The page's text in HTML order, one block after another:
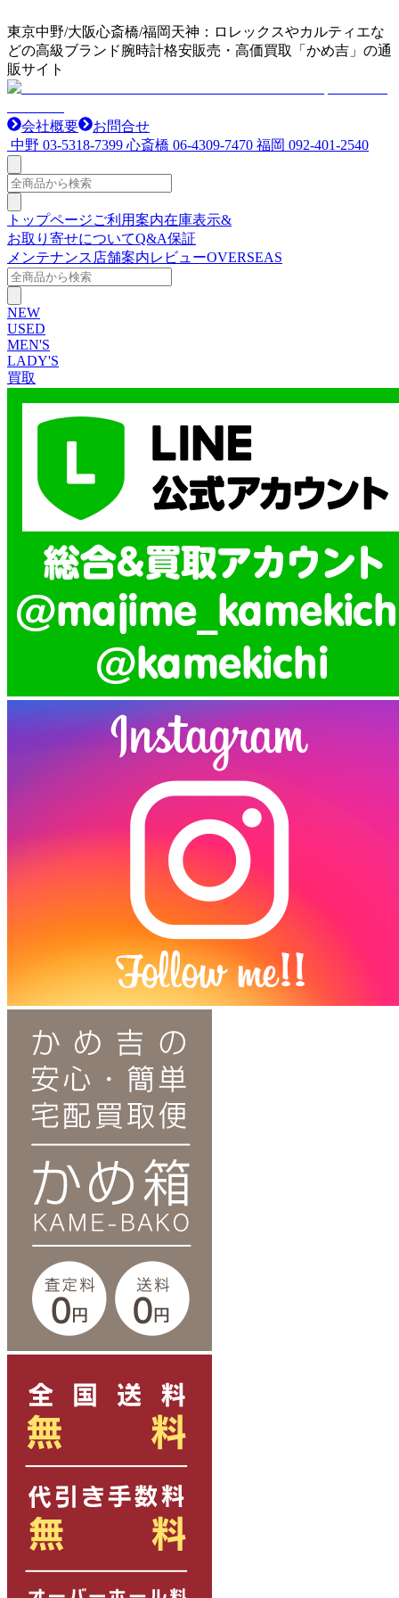
東京中野/大阪心斎橋/福岡天神：ロレックスやカルティエな
どの高級ブランド腕時計格安販売・高価買取「かめ吉」の通
販サイト
会社概要
お問合せ
中野 03-5318-7399 心斎橋 06-4309-7470 福岡 092-401-2540
トップページご利用案内在庫表示&
お取り寄せについてQ&A保証
メンテナンス 店舗案内レビューOVERSEAS
NEW
USED
MEN'S
LADY'S
買取